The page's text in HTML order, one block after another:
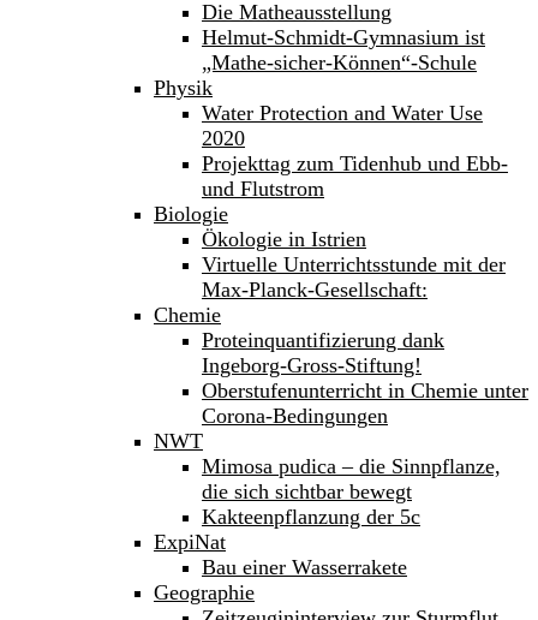
Die Matheausstellung
Helmut-Schmidt-Gymnasium ist
„Mathe-sicher-Können“-Schule
Physik
Water Protection and Water Use
2020
Projekttag zum Tidenhub und Ebb-
und Flutstrom
Biologie
Ökologie in Istrien
Virtuelle Unterrichtsstunde mit der
Max-Planck-Gesellschaft:
Chemie
Proteinquantifizierung dank
Ingeborg-Gross-Stiftung!
Oberstufenunterricht in Chemie unter
Corona-Bedingungen
NWT
Mimosa pudica – die Sinnpflanze,
die sich sichtbar bewegt
Kakteenpflanzung der 5c
ExpiNat
Bau einer Wasserrakete
Geographie